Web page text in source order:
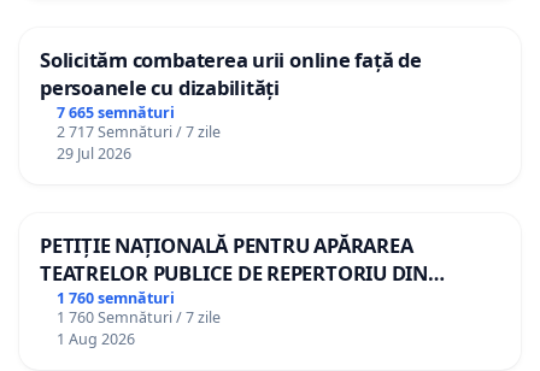
Solicităm combaterea urii online față de
persoanele cu dizabilități
7 665 semnături
2 717 Semnături / 7 zile
29 Jul 2026
PETIȚIE NAȚIONALĂ PENTRU APĂRAREA
TEATRELOR PUBLICE DE REPERTORIU DIN
ROMÂNIA
1 760 semnături
1 760 Semnături / 7 zile
1 Aug 2026